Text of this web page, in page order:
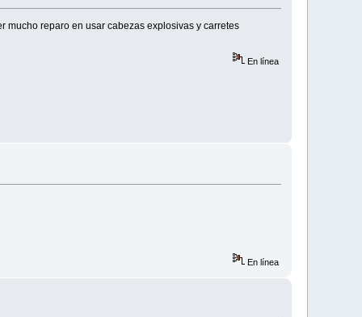
reparo en usar cabezas explosivas y carretes
En línea
En línea